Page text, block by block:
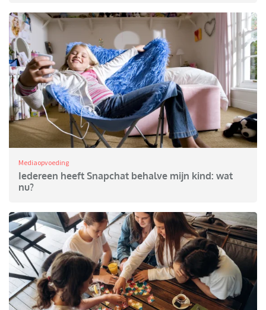
Mediaopvoeding
Iedereen heeft Snapchat behalve mijn kind: wat
nu?